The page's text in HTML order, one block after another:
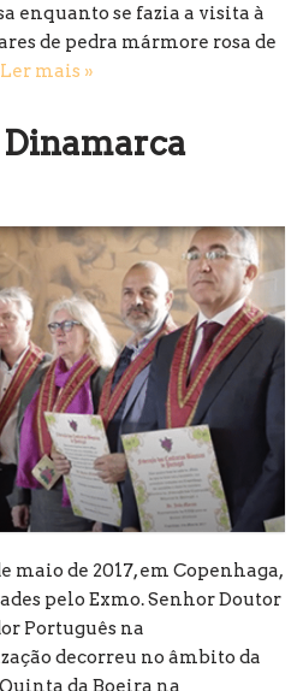
enquanto se fazia a visita à
de pedra mármore rosa de
Ler mais »
maio de 2017, em Copenhaga,
pelo Exmo. Senhor Doutor
Português na
decorreu no âmbito da
da Boeira na